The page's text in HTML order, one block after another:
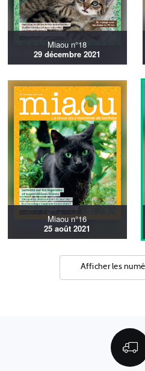
Miaou n°18
29 décembre 2021
Miaou n°16
25 août 2021
Afficher les